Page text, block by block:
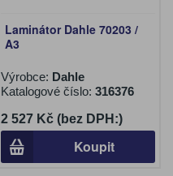
Laminátor Dahle 70203 /
A3
Výrobce: Dahle
Katalogové číslo: 316376
2 527 Kč (bez DPH:)
Koupit